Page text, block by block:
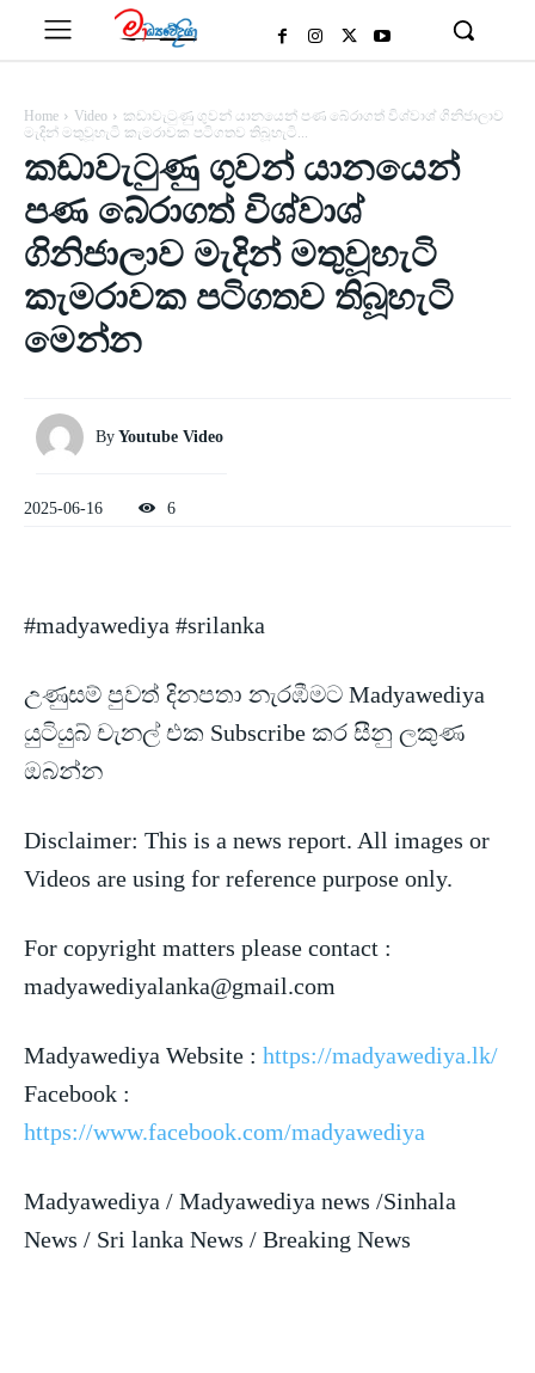
Home Video
කඩාවැටුණු ගුවන් යානයෙන් පණ බේරාගත් විශ්වාශ් ගිනිජාලාව
මැදින් මතුවූහැටි කැමරාවක පටිගතව තිබූහැටි...
කඩාවැටුණු ගුවන් යානයෙන්
පණ බේරාගත් විශ්වාශ්
ගිනිජාලාව මැදින් මතුවූහැටි
කැමරාවක පටිගතව තිබූහැටි
මෙන්න
By Youtube Video
2025-06-16 6
#madyawediya #srilanka
උණුසම් පුවත් දිනපතා නැරඹීමට Madyawediya
යුටියුබ් චැනල් එක Subscribe කර සීනු ලකුණ
ඔබන්න
Disclaimer: This is a news report. All images or
Videos are using for reference purpose only.
For copyright matters please contact :
madyawediyalanka@gmail.com
Madyawediya Website : https://madyawediya.lk/
Facebook :
https://www.facebook.com/madyawediya
Madyawediya / Madyawediya news /Sinhala
News / Sri lanka News / Breaking News